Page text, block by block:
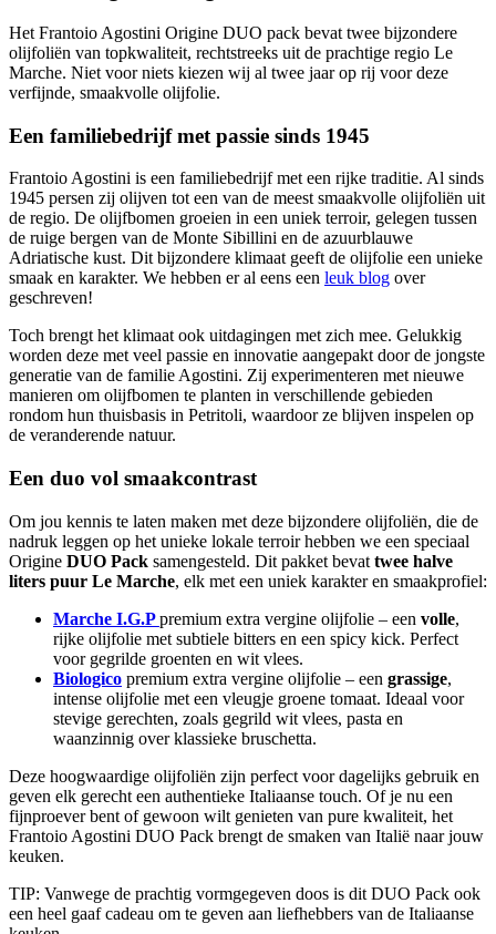
Het Frantoio Agostini Origine DUO pack bevat twee bijzondere
olijfoliën van topkwaliteit, rechtstreeks uit de prachtige regio Le
Marche. Niet voor niets kiezen wij al twee jaar op rij voor deze
verfijnde, smaakvolle olijfolie.
Een familiebedrijf met passie sinds 1945
Frantoio Agostini is een familiebedrijf met een rijke traditie. Al sinds
1945 persen zij olijven tot een van de meest smaakvolle olijfoliën uit
de regio. De olijfbomen groeien in een uniek terroir, gelegen tussen
de ruige bergen van de Monte Sibillini en de azuurblauwe
Adriatische kust. Dit bijzondere klimaat geeft de olijfolie een unieke
smaak en karakter. We hebben er al eens een leuk blog over
geschreven!
Toch brengt het klimaat ook uitdagingen met zich mee. Gelukkig
worden deze met veel passie en innovatie aangepakt door de jongste
generatie van de familie Agostini. Zij experimenteren met nieuwe
manieren om olijfbomen te planten in verschillende gebieden
rondom hun thuisbasis in Petritoli, waardoor ze blijven inspelen op
de veranderende natuur.
Een duo vol smaakcontrast
Om jou kennis te laten maken met deze bijzondere olijfoliën, die de
nadruk leggen op het unieke lokale terroir hebben we een speciaal
Origine DUO Pack samengesteld. Dit pakket bevat twee halve
liters puur Le Marche, elk met een uniek karakter en smaakprofiel:
Marche I.G.Ppremium extra vergine olijfolie – een volle,
rijke olijfolie met subtiele bitters en een spicy kick. Perfect
voor gegrilde groenten en wit vlees.
Biologico premium extra vergine olijfolie – een grassige,
intense olijfolie met een vleugje groene tomaat. Ideaal voor
stevige gerechten, zoals gegrild wit vlees, pasta en
waanzinnig over klassieke bruschetta.
Deze hoogwaardige olijfoliën zijn perfect voor dagelijks gebruik en
geven elk gerecht een authentieke Italiaanse touch. Of je nu een
fijnproever bent of gewoon wilt genieten van pure kwaliteit, het
Frantoio Agostini DUO Pack brengt de smaken van Italië naar jouw
keuken.
TIP: Vanwege de prachtig vormgegeven doos is dit DUO Pack ook
een heel gaaf cadeau om te geven aan liefhebbers van de Italiaanse